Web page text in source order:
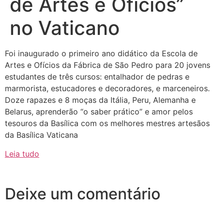
de Artes e Ofícios”
no Vaticano
Foi inaugurado o primeiro ano didático da Escola de
Artes e Ofícios da Fábrica de São Pedro para 20 jovens
estudantes de três cursos: entalhador de pedras e
marmorista, estucadores e decoradores, e marceneiros.
Doze rapazes e 8 moças da Itália, Peru, Alemanha e
Belarus, aprenderão “o saber prático” e amor pelos
tesouros da Basílica com os melhores mestres artesãos
da Basílica Vaticana
Leia tudo
Deixe um comentário